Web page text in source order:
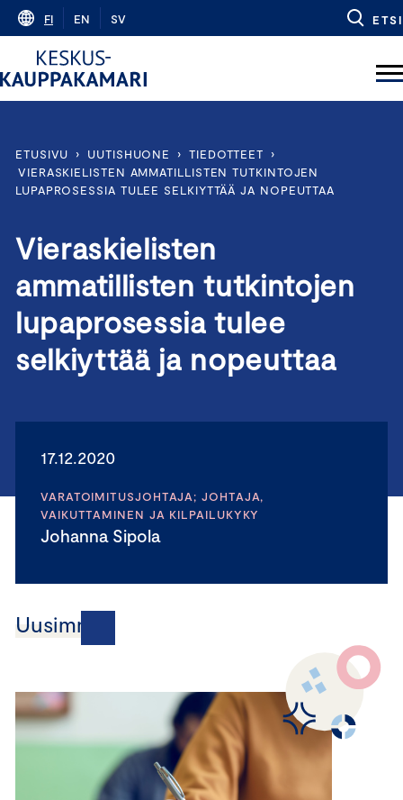
Skip
content
FI EN SV ETSI
ETUSIVU › UUTISHUONE › TIEDOTTEET
›
VIERASKIELISTEN AMMATILLISTEN TUTKINTOJEN
LUPAPROSESSIA TULEE SELKIYTTÄÄ JA NOPEUTTAA
Vieraskielisten
ammatillisten tutkintojen
lupaprosessia tulee
selkiyttää ja nopeuttaa
17.12.2020
VARATOIMITUSJOHTAJA; JOHTAJA,
VAIKUTTAMINEN JA KILPAILUKYKY
Johanna Sipola
Uusimmat